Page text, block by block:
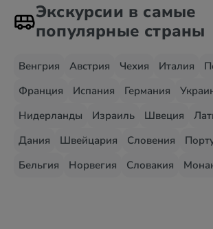
Экскурсии в самые
популярные страны
Венгрия Австрия Чехия Италия
Франция
Испания Германия
Нидерланды
Израиль Швеция
Дания
Швейцария Словения
Бельгия
Норвегия Словакия